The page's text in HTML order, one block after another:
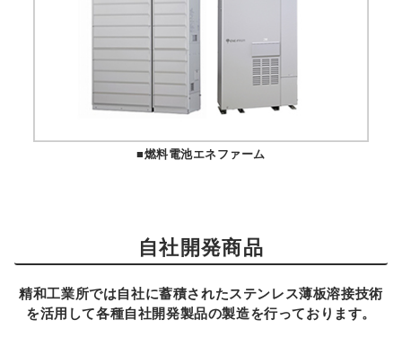
■燃料電池エネファーム
自社開発商品
精和工業所では自社に蓄積されたステンレス薄板溶接技術
を活用して各種自社開発製品の製造を行っております。